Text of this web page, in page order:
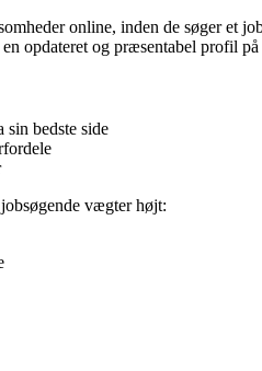
online, inden de søger et
opdateret og præsentabel profil på
sin bedste side
vægter højt: